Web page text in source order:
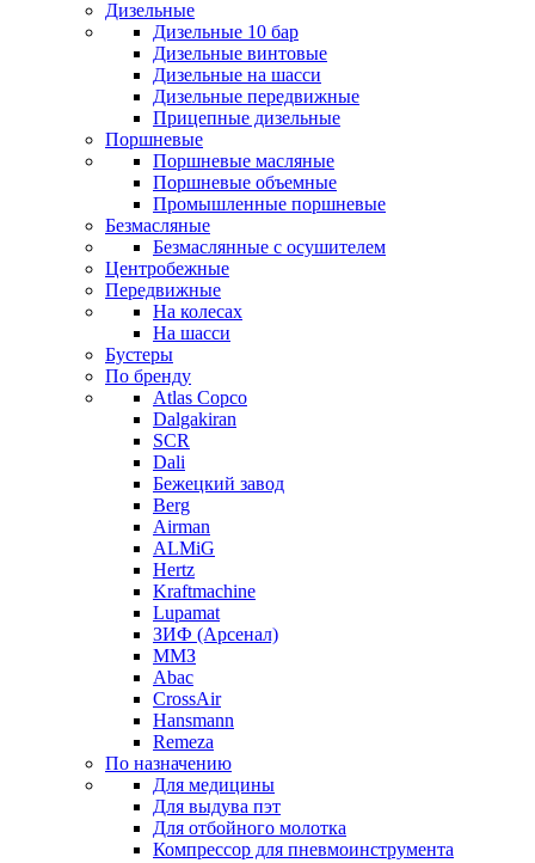
Дизельные
Дизельные 10 бар
Дизельные винтовые
Дизельные на шасси
Дизельные передвижные
Прицепные дизельные
Поршневые
Поршневые масляные
Поршневые объемные
Промышленные поршневые
Безмасляные
Безмаслянные с осушителем
Центробежные
Передвижные
На колесах
На шасси
Бустеры
По бренду
Atlas Copco
Dalgakiran
SCR
Dali
Бежецкий завод
Berg
Airman
ALMiG
Hertz
Kraftmachine
Lupamat
ЗИФ (Арсенал)
ММЗ
Abac
CrossAir
Hansmann
Remeza
По назначению
Для медицины
Для выдува пэт
Для отбойного молотка
Компрессор для пневмоинструмента